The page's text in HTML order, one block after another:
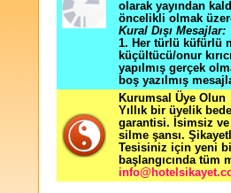
olarak yayından
öncelikli olmak
Kural Dışı Mesajlar:
1. Her türlü küfürlü
küçültücü/onur
yapılmış gerçek
boş yazılmış
Kurumsal Üye Olun
Yıllık bir üyelik
garantisi. İsimsiz ve
silme şansı.
Tesisiniz için yeni
başlangıcında tüm